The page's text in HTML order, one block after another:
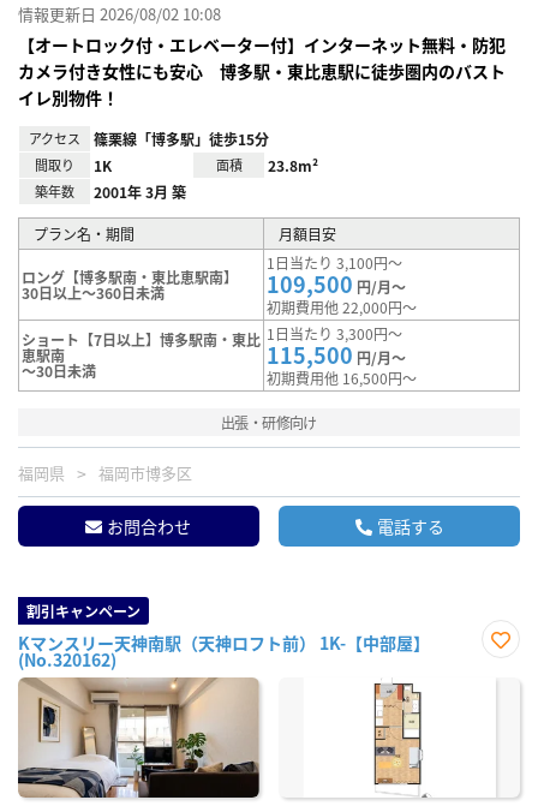
情報更新日 2026/08/02 10:08
【オートロック付・エレベーター付】インターネット無料・防犯
カメラ付き女性にも安心 博多駅・東比恵駅に徒歩圏内のバスト
イレ別物件！
アクセス 篠栗線「博多駅」徒歩15分
間取り 1K 面積 23.8m²
築年数 2001年 3月 築
プラン名・期間 月額目安
ロング【博多駅南・東比恵駅南】
30日以上～360日未満
1日当たり 3,100円～
109,500 円/月～
初期費用他 22,000円～
ショート【7日以上】博多駅南・東比
恵駅南
～30日未満
1日当たり 3,300円～
115,500 円/月～
初期費用他 16,500円～
出張・研修向け
福岡県 福岡市博多区
お問合わせ 電話する
割引キャンペーン
Kマンスリー天神南駅（天神ロフト前） 1K-【中部屋】
(No.320162)
に入